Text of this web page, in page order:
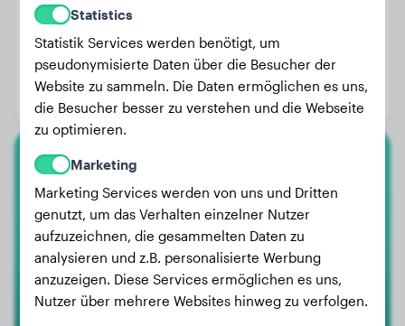
Gewicht:
Alter:
2 Jahre, 6 Monate
Geschlecht:
Rüde
Dgi-Dgi
Statistics
Statistik Services werden benötigt, um
pseudonymisierte Daten über die Besucher der
Website zu sammeln. Die Daten ermöglichen es uns,
die Besucher besser zu verstehen und die Webseite
zu optimieren.
Marketing
Marketing Services werden von uns und Dritten
genutzt, um das Verhalten einzelner Nutzer
aufzuzeichnen, die gesammelten Daten zu
analysieren und z.B. personalisierte Werbung
anzuzeigen. Diese Services ermöglichen es uns,
Nutzer über mehrere Websites hinweg zu verfolgen.